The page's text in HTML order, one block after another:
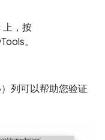
上，按
。
）列可以帮助您验证